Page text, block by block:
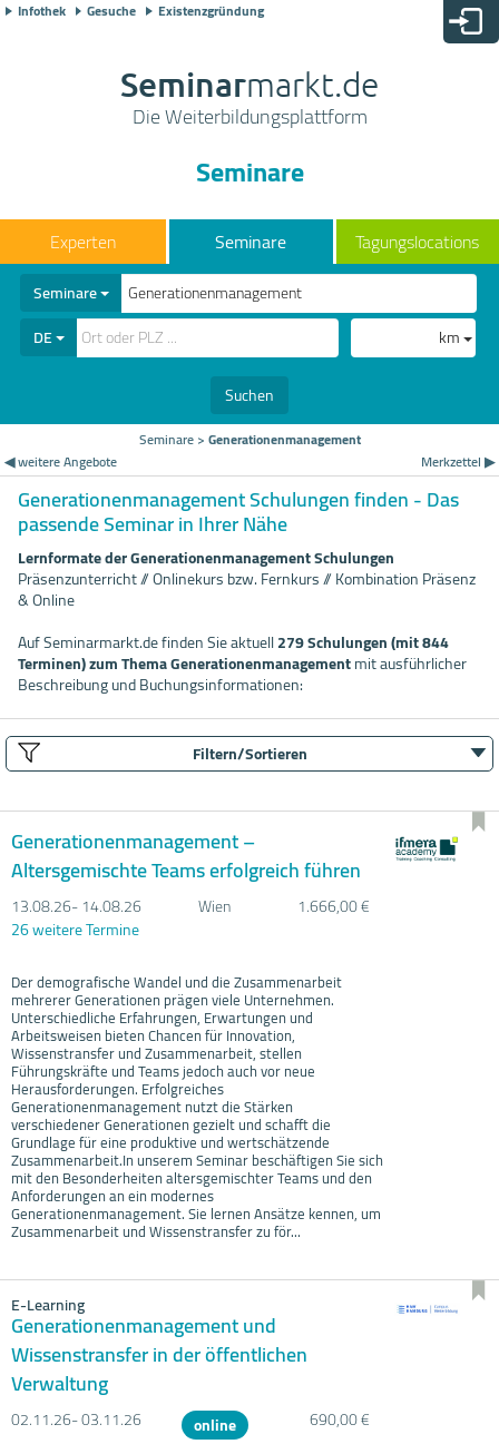
Infothek Gesuche Existenzgründung
Seminarmarkt.de
Die Weiterbildungsplattform
Seminare
Seminare Tagungslocations
Seminare
DE
km
Suchen
Seminare>Generationenmanagement
◀ weitere Angebote
Merkzettel ▶
Generationenmanagement Schulungen finden - Das
passende Seminar in Ihrer Nähe
Lernformate der Generationenmanagement Schulungen
Präsenzunterricht // Onlinekurs bzw. Fernkurs // Kombination Präsenz
& Online
Auf Seminarmarkt.de finden Sie aktuell279 Schulungen (mit 844
Terminen) zum Thema Generationenmanagementmit ausführlicher
Beschreibung und Buchungsinformationen:
Filtern/Sortieren
Generationenmanagement –
Altersgemischte Teams erfolgreich führen
13.08.26- 14.08.26 Wien
1.666,00 €
26 weitere Termine
Der demografische Wandel und die Zusammenarbeit
mehrerer Generationen prägen viele Unternehmen.
Unterschiedliche Erfahrungen, Erwartungen und
Arbeitsweisen bieten Chancen für Innovation,
Wissenstransfer und Zusammenarbeit, stellen
Führungskräfte und Teams jedoch auch vor neue
Herausforderungen. Erfolgreiches
Generationenmanagement nutzt die Stärken
verschiedener Generationen gezielt und schafft die
Grundlage für eine produktive und wertschätzende
Zusammenarbeit.In unserem Seminar beschäftigen Sie sich
mit den Besonderheiten altersgemischter Teams und den
Anforderungen an ein modernes
Generationenmanagement. Sie lernen Ansätze kennen, um
Zusammenarbeit und Wissenstransfer zu för...
E-Learning
Generationenmanagement und
Wissenstransfer in der öffentlichen
Verwaltung
02.11.26- 03.11.26 online 690,00 €